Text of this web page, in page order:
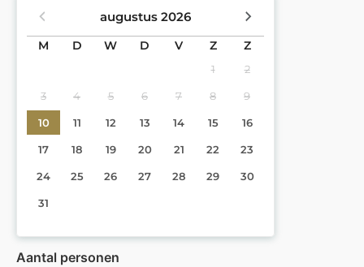
augustus 2026
M D W D V Z Z
1 2
3 4 5 6 7 8 9
10 11 12 13 14 15 16
17 18 19 20 21 22 23
24 25 26 27 28 29 30
31
Aantal personen